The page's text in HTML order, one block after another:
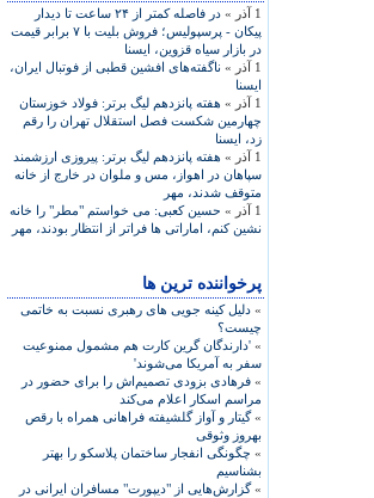
1 آذر »
در فاصله‌ کمتر از ۲۴ ساعت تا ديدار
پيکان - پرسپوليس؛ فروش بليت‌ با ۷ برابر قيمت
در بازار سياه قزوين، ايسنا
1 آذر »
ناگفته‌های افشين قطبی از فوتبال ايران،
ايسنا
1 آذر »
هفته پانزدهم ليگ برتر: فولاد خوزستان
چهارمين شکست فصل استقلال تهران را رقم
زد، ايسنا
1 آذر »
هفته پانزدهم ليگ برتر: پيروزی ارزشمند
سپاهان در اهواز، مس و ملوان در خارج از خانه
متوقف شدند، مهر
1 آذر »
حسين کعبی: می خواستم "مطر" را خانه
نشين کنم، اماراتی ها فراتر از انتظار بودند، مهر
پرخواننده ترین ها
» دلیل کینه جویی های رهبری نسبت به خاتمی
چیست؟
» 'دارندگان گرین کارت هم مشمول ممنوعیت
سفر به آمریکا می‌شوند'
» فرهادی بزودی تصمیم‌اش را برای حضور در
مراسم اسکار اعلام می‌کند
»گیتار و آواز گلشیفته فراهانی همراه با رقص
بهروز وثوقی
» چگونگی انفجار ساختمان پلاسکو را بهتر
بشناسیم
»گزارش‌هایی از "دیپورت" مسافران ایرانی در